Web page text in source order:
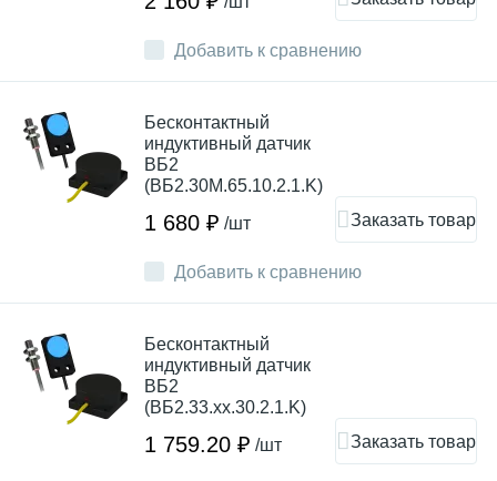
Добавить к сравнению
Добавить к сравнению
Бесконтактный
индуктивный датчик
ВБ2
(ВБ2.30М.65.10.2.1.K)
1 680 ₽ /шт Заказать товар
Бесконтактный
индуктивный датчик
ВБ2
(ВБ2.33.хх.30.2.1.K)
1 759.20 ₽ /шт Заказать товар